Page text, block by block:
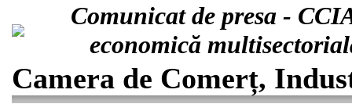
Comunicat de presa -
economică
Camera de Comerț,